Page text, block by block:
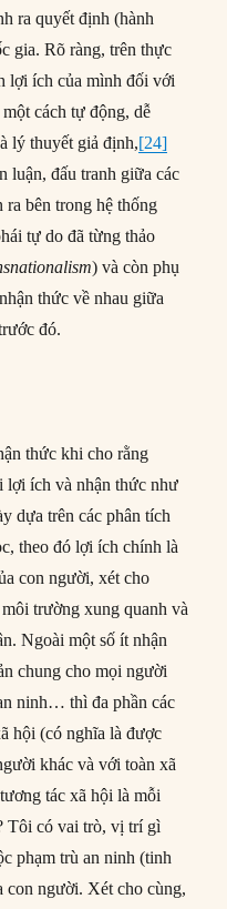
ra quyết định (hành
gia. Rõ ràng, trên thực
lợi ích của mình đối với
cách tự động, dễ
lý thuyết giả định,[24]
luận, đấu tranh giữa các
bên trong hệ thống
tự do đã từng thảo
) và còn phụ
thức về nhau giữa
đó.
thức khi cho rằng
lợi ích và nhận thức như
dựa trên các phân tích
theo đó lợi ích chính là
con người, xét cho
trường xung quanh và
Ngoài một số ít nhận
chung cho mọi người
ninh… thì đa phần các
hội (có nghĩa là được
khác và với toàn xã
tác xã hội là mỗi
Tôi có vai trò, vị trí gì
phạm trù an ninh (tinh
con người. Xét cho cùng,